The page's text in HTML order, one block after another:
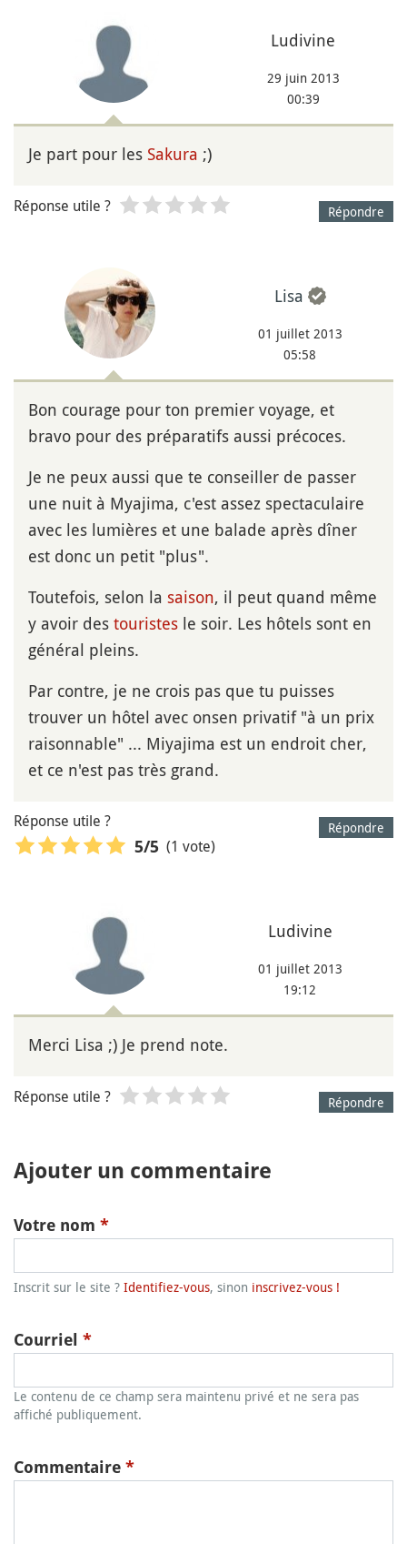
Ludivine
29 juin 2013
00:39
Je part pour les Sakura ;)
Répondre
Réponse utile ?
Lisa
01 juillet 2013
05:58
Bon courage pour ton premier voyage, et
bravo pour des préparatifs aussi précoces.
Je ne peux aussi que te conseiller de passer
une nuit à Myajima, c'est assez spectaculaire
avec les lumières et une balade après dîner
est donc un petit "plus".
Toutefois, selon la saison, il peut quand même
y avoir des touristes le soir. Les hôtels sont en
général pleins.
Par contre, je ne crois pas que tu puisses
trouver un hôtel avec onsen privatif "à un prix
raisonnable" ... Miyajima est un endroit cher,
et ce n'est pas très grand.
Répondre
Réponse utile ?
5/5 (1 vote)
Ludivine
01 juillet 2013
19:12
Merci Lisa ;) Je prend note.
Répondre
Réponse utile ?
Ajouter un commentaire
Votre nom *
Inscrit sur le site ? Identifiez-vous, sinon inscrivez-vous !
Courriel *
Le contenu de ce champ sera maintenu privé et ne sera pas
affiché publiquement.
Commentaire *